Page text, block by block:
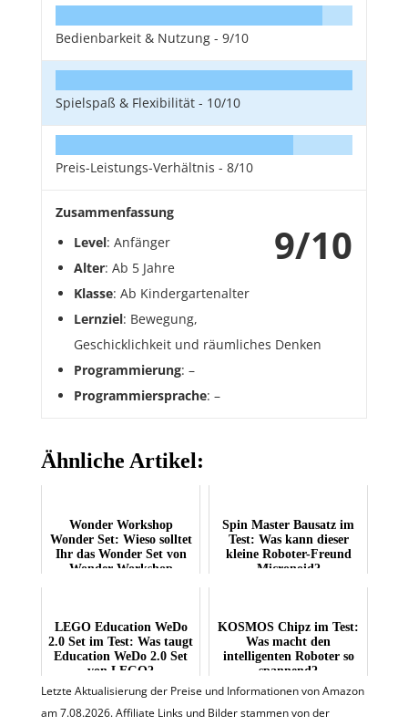
Bedienbarkeit & Nutzung - 9/10
Spielspaß & Flexibilität - 10/10
Preis-Leistungs-Verhältnis - 8/10
9/10
Zusammenfassung
Level: Anfänger
Alter: Ab 5 Jahre
Klasse: Ab Kindergartenalter
Lernziel: Bewegung,
Geschicklichkeit und räumliches Denken
Programmierung: –
Programmiersprache: –
Ähnliche Artikel:
Wonder Workshop
Wonder Set: Wieso solltet
Ihr das Wonder Set von
Wonder Workshop
Spin Master Bausatz im
Test: Was kann dieser
kleine Roboter-Freund
Micronoid?
LEGO Education WeDo
2.0 Set im Test: Was taugt
Education WeDo 2.0 Set
von LEGO?
KOSMOS Chipz im Test:
Was macht den
intelligenten Roboter so
spannend?
Letzte Aktualisierung der Preise und Informationen von Amazon
am 7.08.2026. Affiliate Links und Bilder stammen von der